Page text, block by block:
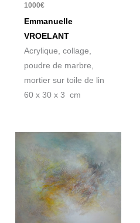
1000€
Emmanuelle
VROELANT
Acrylique, collage,
poudre de marbre,
mortier sur toile de lin
60 x 30 x 3 cm